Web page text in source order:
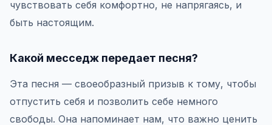
чувствовать себя комфортно, не напрягаясь, и
быть настоящим.
Какой месседж передает песня?
Эта песня — своеобразный призыв к тому, чтобы
отпустить себя и позволить себе немного
свободы. Она напоминает нам, что важно ценить